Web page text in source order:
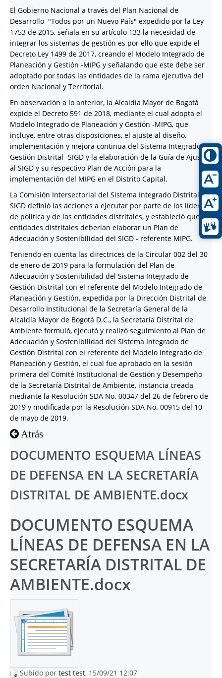
El Gobierno Nacional a través del Plan Nacional de
Desarrollo "Todos por un Nuevo País" expedido por la Ley
1753 de 2015, señala en su artículo 133 la necesidad de
integrar los sistemas de gestión es por ello que expide el
Decreto Ley 1499 de 2017, creando el Modelo Integrado de
Planeación y Gestión -MIPG y señalando que este debe ser
adoptado por todas las entidades de la rama ejecutiva del
orden Nacional y Territorial.
En observación a lo anterior, la Alcaldía Mayor de Bogotá
expide el Decreto 591 de 2018, mediante el cual adopta el
Modelo Integrado de Planeación y Gestión -MIPG, que
incluye, entre otras disposiciones, el ajuste al diseño,
implementación y mejora continua del Sistema Integrado de
Gestión Distrital -SIGD y la elaboración de la Guía de Ajuste
al SIGD y su respectivo Plan de Acción para la
implementación del MIPG en el Distrito Capital.
La Comisión Intersectorial del Sistema Integrado Distrital
SIGD definió las acciones a ejecutar por parte de los líderes
de política y de las entidades distritales, y estableció que las
entidades distritales deberían elaborar un Plan de
Adecuación y Sostenibilidad del SIGD - referente MIPG.
Teniendo en cuenta las directrices de la Circular 002 del 30
de enero de 2019 para la formulación del Plan de
Adecuación y Sostenibilidad del Sistema Integrado de
Gestión Distrital con el referente del Modelo Integrado de
Planeación y Gestión, expedida por la Dirección Distrital de
Desarrollo Institucional de la Secretaría General de la
Alcaldía Mayor de Bogotá D.C., la Secretaría Distrital de
Ambiente formuló, ejecutó y realizó seguimiento al Plan de
Adecuación y Sostenibilidad del Sistema Integrado de
Gestión Distrital con el referente del Modelo Integrado de
Planeación y Gestión, el cual fue aprobado en la sesión
primera del Comité Institucional de Gestión y Desempeño
de la Secretaría Distrital de Ambiente, instancia creada
mediante la Resolución SDA No. 00347 del 26 de febrero de
2019 y modificada por la Resolución SDA No. 00915 del 10
de mayo de 2019.
Atrás
DOCUMENTO ESQUEMA LÍNEAS
DE DEFENSA EN LA SECRETARÍA
DISTRITAL DE AMBIENTE.docx
DOCUMENTO ESQUEMA
LÍNEAS DE DEFENSA EN LA
SECRETARÍA DISTRITAL DE
AMBIENTE.docx
Subido por test test, 15/09/21 12:07